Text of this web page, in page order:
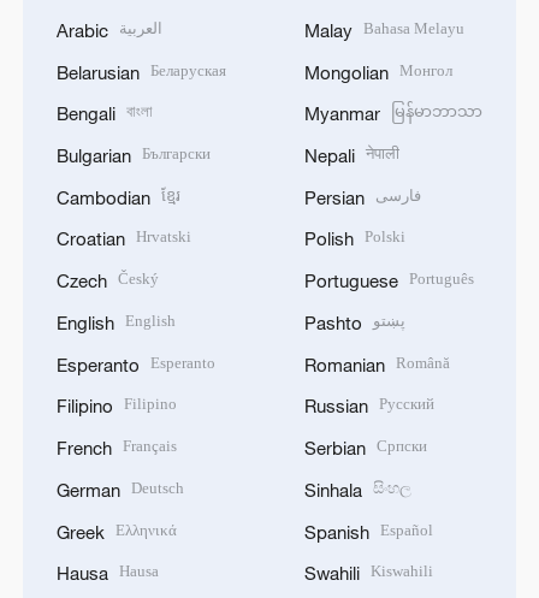
Arabic العربية
Belarusian Беларуская
Bengali বাংলা
Bulgarian Български
Cambodian ខ្មែរ
Croatian Hrvatski
Czech Český
English English
Esperanto Esperanto
Filipino Filipino
French Français
German Deutsch
Greek Ελληνικά
Hausa Hausa
Malay Bahasa Melayu
Mongolian Монгол
Myanmar မြန်မာဘာသာ
Nepali नेपाली
Persian فارسی
Polish Polski
Portuguese Português
Pashto پښتو
Romanian Română
Russian Русский
Serbian Српски
Sinhala සිංහල
Spanish Español
Swahili Kiswahili